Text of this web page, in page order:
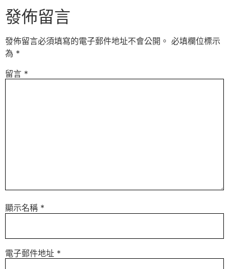
發佈留言
發佈留言必須填寫的電子郵件地址不會公開。 必填欄位標示
為 *
留言 *
顯示名稱 *
電子郵件地址 *